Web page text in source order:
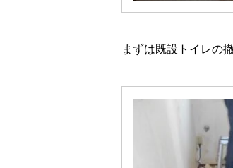
まずは既設トイレの